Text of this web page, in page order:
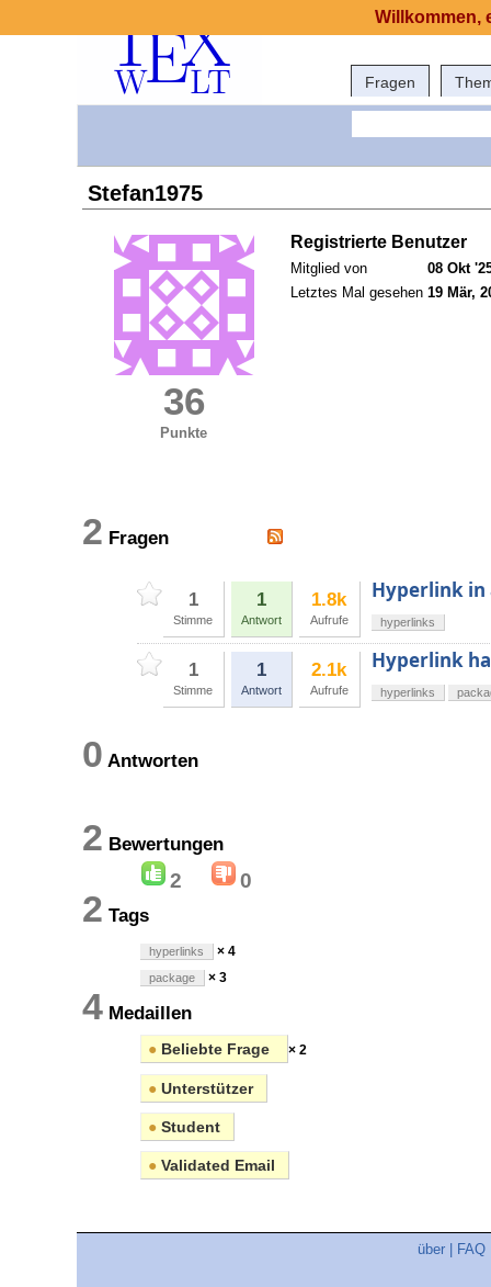
Fragen
Stefan1975
36
Punkte
Registrierte Benutzer
Mitglied von
08 Okt
Letztes Mal gesehen 19 Mär,
2 Fragen
1
Stimme
1
Antwort
1.8k
Aufrufe
Hyperlink
hyperlinks
1
Stimme
1
Antwort
2.1k
Aufrufe
Hyperlink
hyperlinks
0 Antworten
2 Bewertungen
2 0
2 Tags
hyperlinks × 4
package × 3
4 Medaillen
● Beliebte Frage × 2
● Unterstützer
● Student
● Validated Email
über FAQ
Willkommen,